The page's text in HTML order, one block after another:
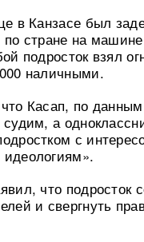
в Канзасе был
по стране на
подросток взял
наличными.
Касап, по
а
с
что подросток
и свергнуть